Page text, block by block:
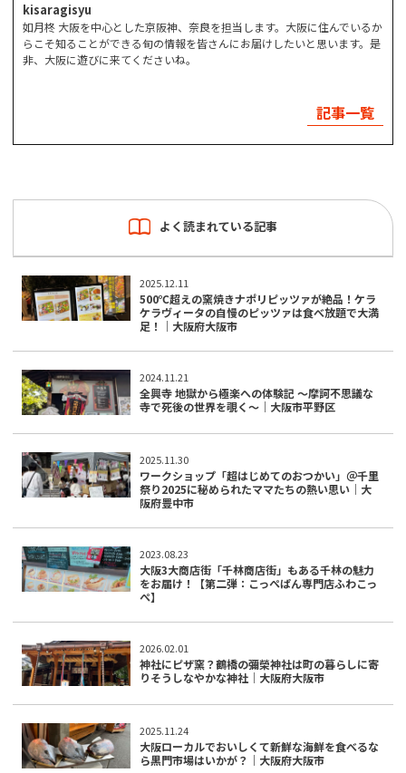
kisaragisyu
如月柊 大阪を中心とした京阪神、奈良を担当します。大阪に住んでいるか
らこそ知ることができる旬の情報を皆さんにお届けしたいと思います。是
非、大阪に遊びに来てくださいね。
記事一覧
よく読まれている記事
2025.12.11
500℃超えの窯焼きナポリピッツァが絶品！ケラ
ケラヴィータの自慢のピッツァは食べ放題で大満
足！｜大阪府大阪市
2024.11.21
全興寺 地獄から極楽への体験記 ～摩訶不思議な
寺で死後の世界を覗く～｜大阪市平野区
2025.11.30
ワークショップ「超はじめてのおつかい」＠千里
祭り2025に秘められたママたちの熱い思い｜大
阪府豊中市
2023.08.23
大阪3大商店街「千林商店街」もある千林の魅力
をお届け！【第二弾：こっぺぱん専門店ふわこっ
ぺ】
2026.02.01
神社にピザ窯？鶴橋の彌榮神社は町の暮らしに寄
りそうしなやかな神社｜大阪府大阪市
2025.11.24
大阪ローカルでおいしくて新鮮な海鮮を食べるな
ら黒門市場はいかが？｜大阪府大阪市